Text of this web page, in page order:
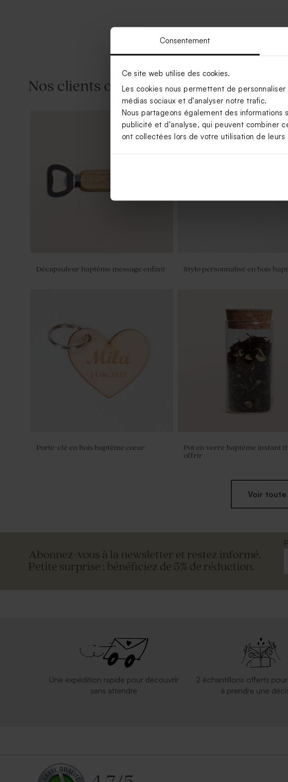
Consentement
Ce site web utilise des cookies.
Les cookies nous permettent de
médias sociaux et d'analyser notre trafic.
Nous partageons également des
publicité et d'analyse, qui peuvent combiner
ont collectées lors de votre utilisation de leurs
velours sable
Nos clients ont aussi aimé...
Décapsuleur baptême message enfant Stylo personnalisé en bois
Porte-clé en bois baptême cœur
Pot en verre baptême instant
offrir
Voir toute
Abonnez-vous à la newsletter et restez informé.
Petite surprise : bénéficiez de 5% de réduction.
Une expédition rapide pour découvrir
sans attendre
2 échantillons offerts
à prendre une